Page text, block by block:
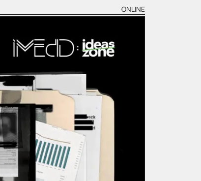
ONLINE